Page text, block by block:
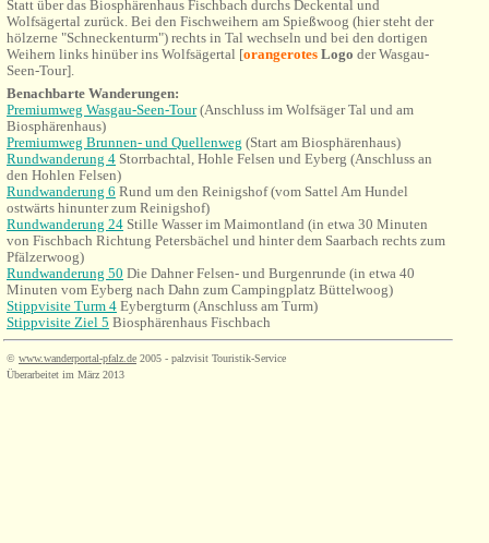
Statt über das Biosphärenhaus Fischbach durchs Deckental und
Wolfsägertal zurück. Bei den Fischweihern am Spießwoog (hier steht der
hölzerne "Schneckenturm") rechts in Tal wechseln und bei den dortigen
Weihern links hinüber ins Wolfsägertal [orangerotes Logo der Wasgau-
Seen-Tour].
Benachbarte Wanderungen:
Premiumweg Wasgau-Seen-Tour(Anschluss im Wolfsäger Tal und am
Biosphärenhaus)
Premiumweg Brunnen- und Quellenweg (Start am Biosphärenhaus)
Rundwanderung 4 Storrbachtal, Hohle Felsen und Eyberg (Anschluss an
den Hohlen Felsen)
Rundwanderung 6 Rund um den Reinigshof (vom Sattel Am Hundel
ostwärts hinunter zum Reinigshof)
Rundwanderung 24 Stille Wasser im Maimontland (in etwa 30 Minuten
von Fischbach Richtung Petersbächel und hinter dem Saarbach rechts zum
Pfälzerwoog)
Rundwanderung 50 Die Dahner Felsen- und Burgenrunde (in etwa 40
Minuten vom Eyberg nach Dahn zum Campingplatz Büttelwoog)
Stippvisite Turm 4 Eybergturm (Anschluss am Turm)
Stippvisite Ziel 5 Biosphärenhaus Fischbach
© www.wanderportal-pfalz.de 2005 - palzvisit Touristik-Service
Überarbeitet im März 2013